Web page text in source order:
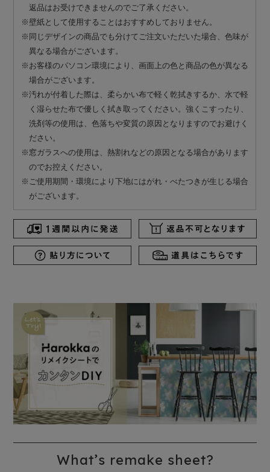
返品はお受けできませんのでご了承ください。
※壁紙として使用することはおすすめしておりません。
※同じデザインの商品でも分けてご注文いただいた場合、色味が
異なる場合がございます。
※お客様のパソコン環境により、画面上の色と商品の色が異なる
場合がございます。
※汚れが付着した際は、柔らかい布で軽く乾拭きするか、水で軽
く湿らせた布で優しく拭き取ってください。強くこすったり、
洗剤等の使用は、色落ちや変質の原因となりますのでお避けく
ださい。
※窓ガラスへの使用は、熱割れなどの原因となる場合があります
のでお控えください。
※ご使用期間・環境により下地にはがれ・べたつきが生じる場合
がございます。
What’s remake sheet?